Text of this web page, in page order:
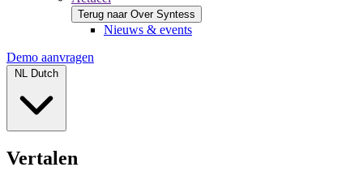
Terug naar Over Syntess
Nieuws & events
Demo aanvragen
NL Dutch
Vertalen